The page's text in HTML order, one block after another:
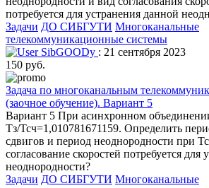
потребуется для устранения данной
Задачи ДО СИБГУТИ Многоканальные
телекоммуникационные системы
SibGOODy : 21 сентября 2023
150 руб.
Задача по многоканальным
(заочное обучение). Вариант 5
Вариант 5 При асинхронном
Тз/Тсч=1,010781671159. Определить
сдвигов и период неоднородности при
согласование скоростей потребуется для
неоднородности?
Задачи ДО СИБГУТИ Многоканальные